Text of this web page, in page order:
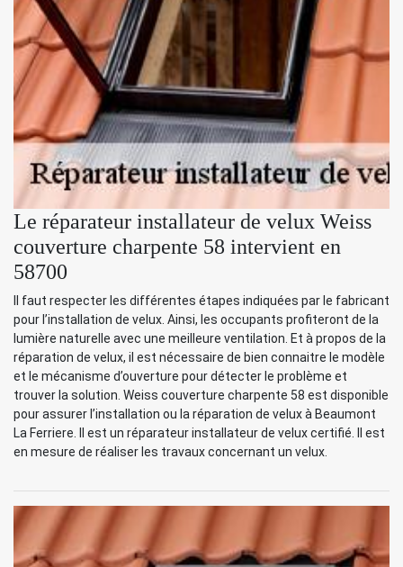
Le réparateur installateur de velux Weiss
couverture charpente 58 intervient en
58700
Il faut respecter les différentes étapes indiquées par le fabricant
pour l’installation de velux. Ainsi, les occupants profiteront de la
lumière naturelle avec une meilleure ventilation. Et à propos de la
réparation de velux, il est nécessaire de bien connaitre le modèle
et le mécanisme d’ouverture pour détecter le problème et
trouver la solution. Weiss couverture charpente 58 est disponible
pour assurer l’installation ou la réparation de velux à Beaumont
La Ferriere. Il est un réparateur installateur de velux certifié. Il est
en mesure de réaliser les travaux concernant un velux.